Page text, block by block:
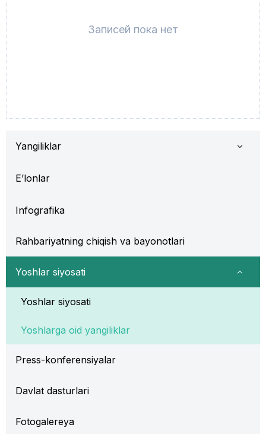
Записей пока нет
Yangiliklar
E’lonlar
Infografika
Rahbariyatning chiqish va bayonotlari
Yoshlar siyosati
Yoshlar siyosati
Yoshlarga oid yangiliklar
Press-konferensiyalar
Davlat dasturlari
Fotogalereya